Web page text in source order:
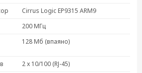
Cirrus Logic EP9315 ARM9
200 МГц
128 Мб (впаяно)
2 x 10/100 (RJ-45)